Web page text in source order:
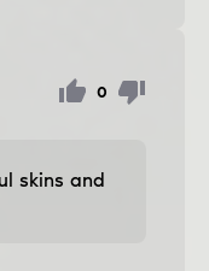
0
skins and